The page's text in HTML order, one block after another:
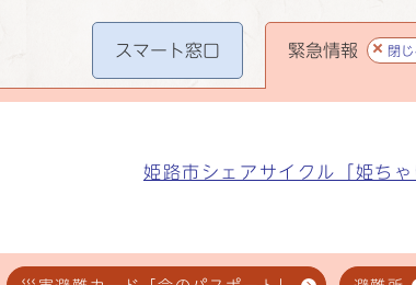
スマート窓口 緊急情報 閉じ
姫路市シェアサイクル「姫ち